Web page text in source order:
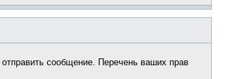
сообщение. Перечень ваших прав